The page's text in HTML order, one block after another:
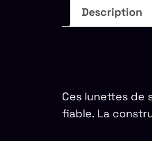
Description
Ces lunettes de
fiable. La